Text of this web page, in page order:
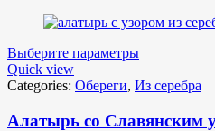
Выберите параметры
Quick view
Categories: Обереги, Из серебра
Алатырь со Славянским